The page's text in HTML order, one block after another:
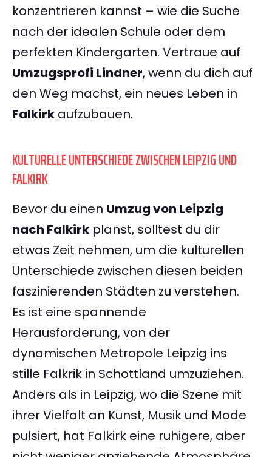
konzentrieren kannst – wie die Suche
nach der idealen Schule oder dem
perfekten Kindergarten. Vertraue auf
Umzugsprofi Lindner, wenn du dich auf
den Weg machst, ein neues Leben in
Falkirk aufzubauen.
KULTURELLE UNTERSCHIEDE ZWISCHEN LEIPZIG UND
FALKIRK
Bevor du einen Umzug von Leipzig
nach Falkirk planst, solltest du dir
etwas Zeit nehmen, um die kulturellen
Unterschiede zwischen diesen beiden
faszinierenden Städten zu verstehen.
Es ist eine spannende
Herausforderung, von der
dynamischen Metropole Leipzig ins
stille Falkrik in Schottland umzuziehen.
Anders als in Leipzig, wo die Szene mit
ihrer Vielfalt an Kunst, Musik und Mode
pulsiert, hat Falkirk eine ruhigere, aber